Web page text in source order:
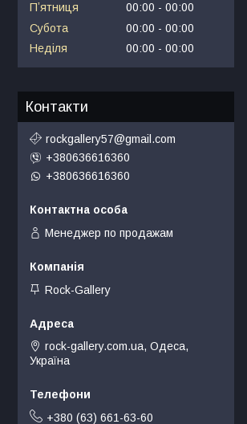
Пʼятниця
00:00
00:00
Субота
00:00
00:00
Неділя
00:00 00:00
Контакти
rockgallery57@gmail.com
+380636616360
+380636616360
Менеджер по продажам
Rock-Gallery
rock-gallery.com.ua, Одеса,
Україна
+380 (63) 661-63-60